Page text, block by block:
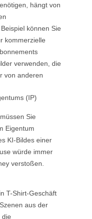
hängt von
können Sie
kommerzielle
verwenden, die
von anderen
(IP)
Sie
Eigentum
KI-Bildes einer
würde immer
verstoßen.
T-Shirt-Geschäft
aus der
die